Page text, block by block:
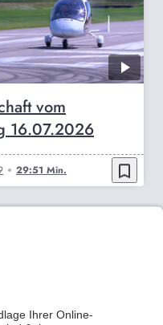
vom
16.07.2026
29:51 Min. bookmark_border